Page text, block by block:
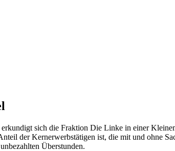
sich die Fraktion Die Linke in einer
der Kernerwerbstätigen ist, die mit und ohne
Überstunden.